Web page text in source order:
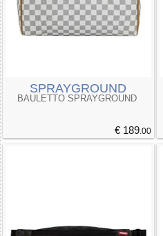
SPRAYGROUND
BAULETTO SPRAYGROUND
€ 189.00